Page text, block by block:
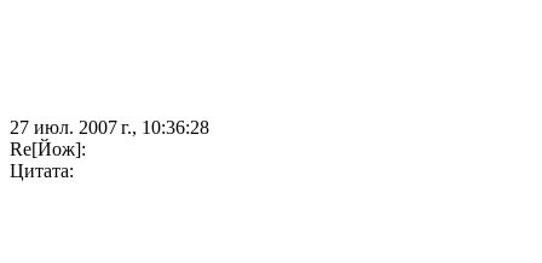
27 июл. 2007 г., 10:36:28
Re[Йож]:
Цитата: